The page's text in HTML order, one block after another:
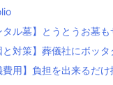
タル墓】とうとうお墓
と対策】葬儀社にボッ
費用】負担を出来るだ